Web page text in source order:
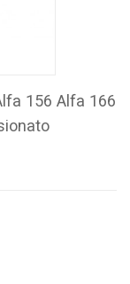
156 Alfa 166